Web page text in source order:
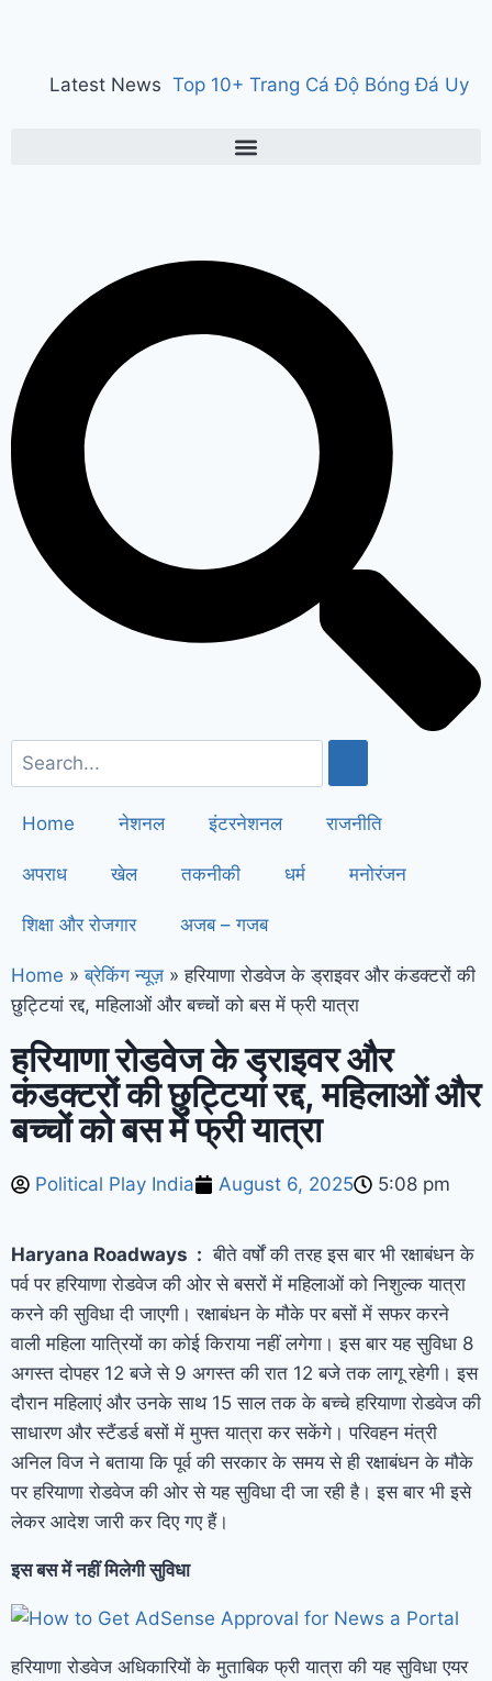
Latest News Top 10+ Trang Cá Độ Bóng Đá Uy
कार्यक्रम, CM सैनी ने कहा- ‘वंदे मातरम्’
राष्ट्र की आत्मा, पहचान और गौरव
land scam case में पूर्व CM भूपेंद्र हुड्डा
को हाईकोर्ट का झटका, अब CBI की स्पेशल
Relief to farmers :
Haryana के किसानों को ‘नायाब’ राहत, CM
सैनी ने 6 महीने के लिए बिजली बिल किया माफ
! Elderly people will get respect
and support : मोदी का यह कार्ड दिलाएगा
बुजुर्गों को सम्मान और सहारा !
PM Modi’s
Haryana visit finalized: इस दिन
हरियाणा दौरे पर आएंगे पीएम मोदी, इन
कार्यक्रमों में होंगे शामिल
Home
नेशनल इंटरनेशनल राजनीति
अपराध खेल तकनीकी धर्म मनोरंजन
शिक्षा और रोजगार अजब – गजब
Home » ब्रेकिंग न्यूज़ » हरियाणा रोडवेज के ड्राइवर और कंडक्टरों की
छुट्टियां रद्द, महिलाओं और बच्चों को बस में फ्री यात्रा
हरियाणा रोडवेज के ड्राइवर और
कंडक्टरों की छुट्टियां रद्द, महिलाओं और
बच्चों को बस में फ्री यात्रा
Political Play India August 6, 2025 5:08 pm
Haryana Roadways : बीते वर्षों की तरह इस बार भी रक्षाबंधन के
पर्व पर हरियाणा रोडवेज की ओर से बसरों में महिलाओं को निशुल्क यात्रा
करने की सुविधा दी जाएगी। रक्षाबंधन के मौके पर बसों में सफर करने
वाली महिला यात्रियों का कोई किराया नहीं लगेगा। इस बार यह सुविधा 8
अगस्त दोपहर 12 बजे से 9 अगस्त की रात 12 बजे तक लागू रहेगी। इस
दौरान महिलाएं और उनके साथ 15 साल तक के बच्चे हरियाणा रोडवेज की
साधारण और स्टैंडर्ड बसों में मुफ्त यात्रा कर सकेंगे। परिवहन मंत्री
अनिल विज ने बताया कि पूर्व की सरकार के समय से ही रक्षाबंधन के मौके
पर हरियाणा रोडवेज की ओर से यह सुविधा दी जा रही है। इस बार भी इसे
लेकर आदेश जारी कर दिए गए हैं।
इस बस में नहीं मिलेगी सुविधा
हरियाणा रोडवेज अधिकारियों के मुताबिक फ्री यात्रा की यह सुविधा एयर